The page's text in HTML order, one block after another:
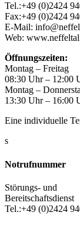
Tel.:+49 (0)2424
Fax:+49 (0)2424
E-Mail:
Web:
Öffnungszeiten:
Montag – Freitag
08:30 Uhr – 12:00
Montag –
13:30 Uhr – 16:00
Eine individuelle
s
Notrufnummer
Störungs- und
Bereitschaftsdienst
Tel.:+49 (0)2424